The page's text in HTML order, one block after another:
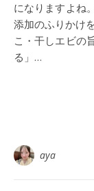
になりますよね
添加のふりかけ
こ・干しエビの
る」…
aya